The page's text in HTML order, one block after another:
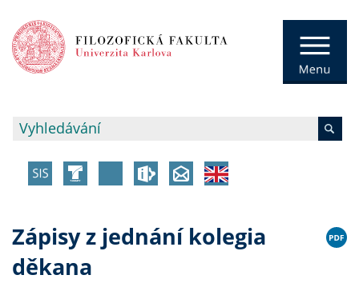
Zápisy z jednání kolegia
děkana